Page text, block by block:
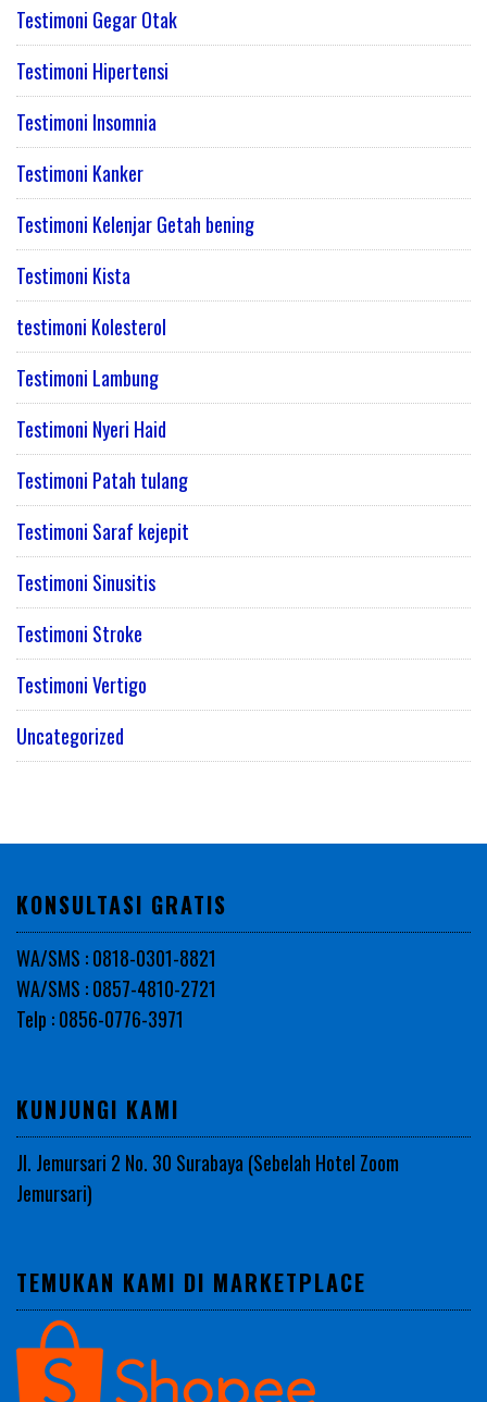
Testimoni Gegar Otak
Testimoni Hipertensi
Testimoni Insomnia
Testimoni Kanker
Testimoni Kelenjar Getah bening
Testimoni Kista
testimoni Kolesterol
Testimoni Lambung
Testimoni Nyeri Haid
Testimoni Patah tulang
Testimoni Saraf kejepit
Testimoni Sinusitis
Testimoni Stroke
Testimoni Vertigo
Uncategorized
KONSULTASI GRATIS
WA/SMS : 0818-0301-8821
WA/SMS : 0857-4810-2721
Telp : 0856-0776-3971
KUNJUNGI KAMI
Jl. Jemursari 2 No. 30 Surabaya (Sebelah Hotel Zoom
Jemursari)
TEMUKAN KAMI DI MARKETPLACE